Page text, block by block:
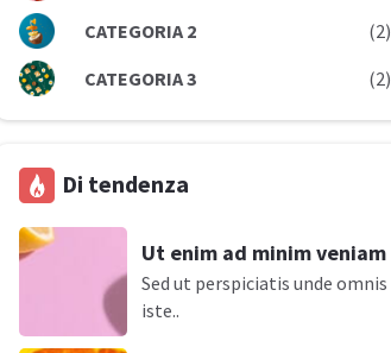
CATEGORIA 2
(2)
CATEGORIA 3
(2)
Di tendenza
Ut enim ad minim veniam
Sed ut perspiciatis unde omnis
iste..